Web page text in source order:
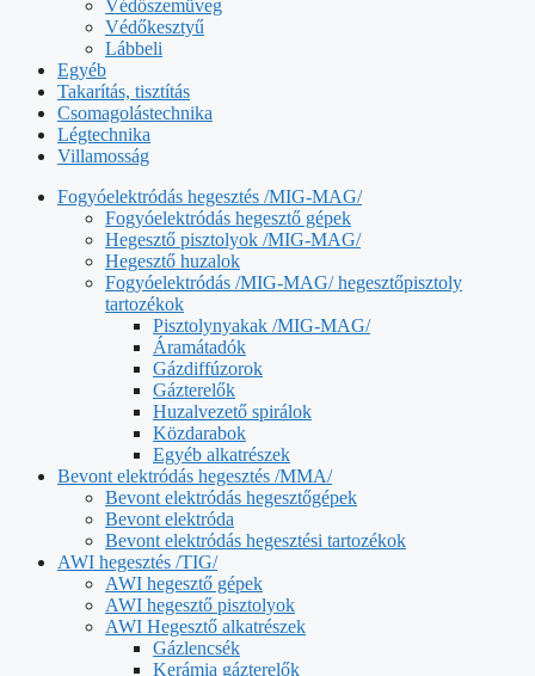
Védőszemüveg
Védőkesztyű
Lábbeli
Egyéb
Takarítás, tisztítás
Csomagolástechnika
Légtechnika
Villamosság
Fogyóelektródás hegesztés /MIG-MAG/
Fogyóelektródás hegesztő gépek
Hegesztő pisztolyok /MIG-MAG/
Hegesztő huzalok
Fogyóelektródás /MIG-MAG/ hegesztőpisztoly
tartozékok
Pisztolynyakak /MIG-MAG/
Áramátadók
Gázdiffúzorok
Gázterelők
Huzalvezető spirálok
Közdarabok
Egyéb alkatrészek
Bevont elektródás hegesztés /MMA/
Bevont elektródás hegesztőgépek
Bevont elektróda
Bevont elektródás hegesztési tartozékok
AWI hegesztés /TIG/
AWI hegesztő gépek
AWI hegesztő pisztolyok
AWI Hegesztő alkatrészek
Gázlencsék
Kerámia gázterelők